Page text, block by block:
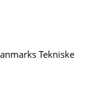
Tekniske